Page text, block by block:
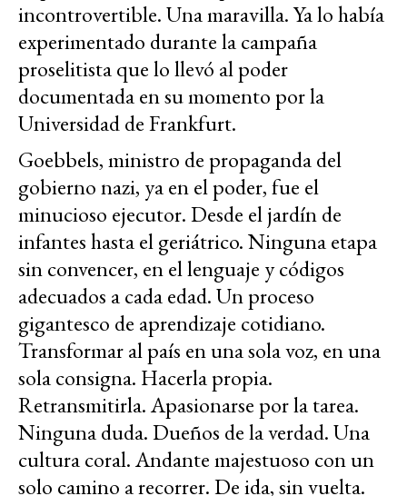
incontrovertible. Una maravilla. Ya lo había
experimentado durante la campaña
proselitista que lo llevó al poder
documentada en su momento por la
Universidad de Frankfurt.
Goebbels, ministro de propaganda del
gobierno nazi, ya en el poder, fue el
minucioso ejecutor. Desde el jardín de
infantes hasta el geriátrico. Ninguna etapa
sin convencer, en el lenguaje y códigos
adecuados a cada edad. Un proceso
gigantesco de aprendizaje cotidiano.
Transformar al país en una sola voz, en una
sola consigna. Hacerla propia.
Retransmitirla. Apasionarse por la tarea.
Ninguna duda. Dueños de la verdad. Una
cultura coral. Andante majestuoso con un
solo camino a recorrer. De ida, sin vuelta.